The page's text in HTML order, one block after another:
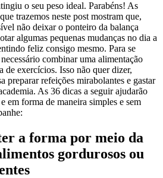
o seu peso ideal. Parabéns! As
trazemos neste post mostram que,
não deixar o ponteiro da balança
algumas pequenas mudanças no dia a
feliz consigo mesmo. Para se
combinar uma alimentação
de exercícios. Isso não quer dizer,
preparar refeições mirabolantes e gastar
As 36 dicas a seguir ajudarão
em forma de maneira simples e sem
a forma por meio da
gordurosos ou